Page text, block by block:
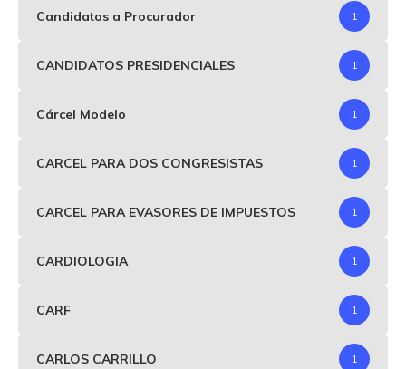
Candidatos a Procurador 1
CANDIDATOS PRESIDENCIALES 1
Cárcel Modelo 1
CARCEL PARA DOS CONGRESISTAS 1
CARCEL PARA EVASORES DE IMPUESTOS 1
CARDIOLOGIA 1
CARF 1
CARLOS CARRILLO 1